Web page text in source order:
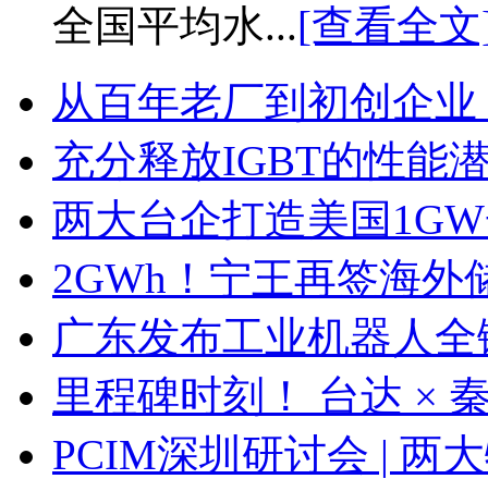
全国平均水...[查看全
从百年老厂到初创企
充分释放IGBT的性能
两大台企打造美国
2GWh！宁王再签海外
广东发布工业机器人
里程碑时刻！ 台达 ×
PCIM深圳研讨会 | 两